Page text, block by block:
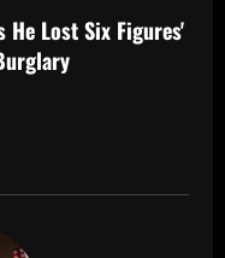
He Lost Six Figures'